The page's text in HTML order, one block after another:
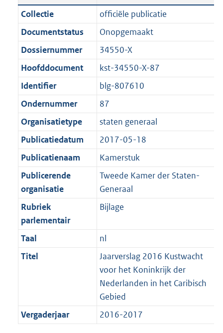
c
t
i
e
n
f
o
r
m
a
a
t
t
:
5
1
7
K
b
n
d
s
g
r
o
o
t
e
:
1
K
b
a
n
d
g
r
o
t
t
e
:
1
K
b
Collectie
officiële publicatie
Documentstatus
Onopgemaakt
Dossiernummer
34550-X
Hoofddocument
kst-34550-X-87
Identifier
blg-807610
Ondernummer
87
Organisatietype
staten generaal
Publicatiedatum
2017-05-18
Publicatienaam
Kamerstuk
Publicerende
organisatie
Tweede Kamer der Staten-
Generaal
Rubriek
parlementair
Bijlage
Taal
nl
Titel
Jaarverslag 2016 Kustwacht
voor het Koninkrijk der
Nederlanden in het Caribisch
Gebied
Vergaderjaar
2016-2017